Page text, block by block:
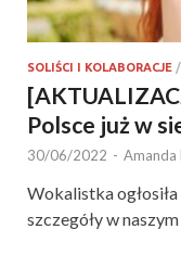
SOLIŚCI I KOLABORACJE /
Polsce już w
30/06/2022 - Amanda
Wokalistka
szczegóły w